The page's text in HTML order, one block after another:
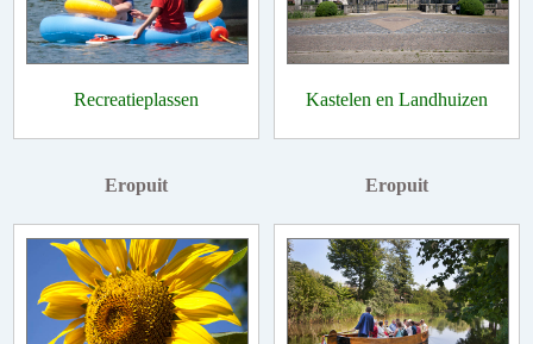
Recreatieplassen Kastelen en Landhuizen
Eropuit Eropuit